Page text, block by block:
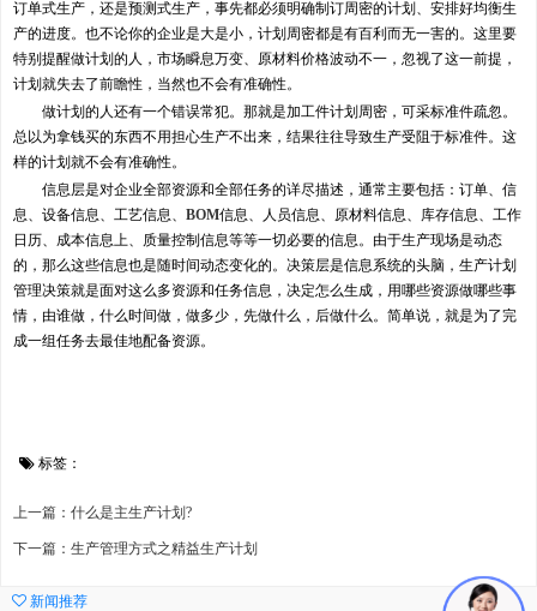
订单式生产，还是预测式生产，事先都必须明确制订周密的计划、安排好均衡生
产的进度。也不论你的企业是大是小，计划周密都是有百利而无一害的。这里要
特别提醒做计划的人，市场瞬息万变、原材料价格波动不一，忽视了这一前提，
计划就失去了前瞻性，当然也不会有准确性。
做计划的人还有一个错误常犯。那就是加工件计划周密，可采标准件疏忽。
总以为拿钱买的东西不用担心生产不出来，结果往往导致生产受阻于标准件。这
样的计划就不会有准确性。
信息层是对企业全部资源和全部任务的详尽描述，通常主要包括：订单、信
息、设备信息、工艺信息、 BOM信息、人员信息、原材料信息、库存信息、工作
日历、成本信息上、质量控制信息等等一切必要的信息。由于生产现场是动态
的，那么这些信息也是随时间动态变化的。决策层是信息系统的头脑，生产计划
管理决策就是面对这么多资源和任务信息，决定怎么生成，用哪些资源做哪些事
情，由谁做，什么时间做，做多少，先做什么，后做什么。简单说，就是为了完
成一组任务去最佳地配备资源。
标签：
上一篇：什么是主生产计划?
下一篇：生产管理方式之精益生产计划
新闻推荐